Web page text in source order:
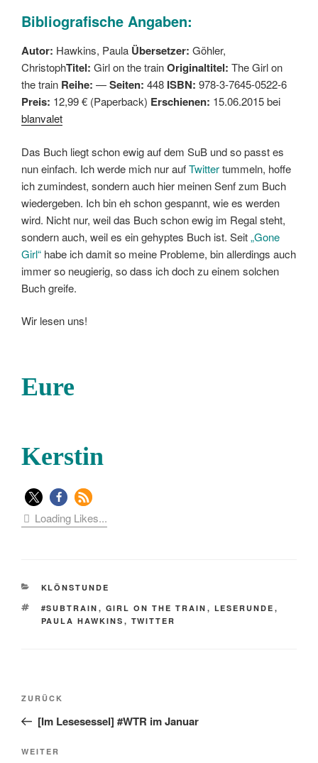
Bibliografische Angaben:
Autor: Hawkins, Paula Übersetzer: Göhler,
ChristophTitel: Girl on the trainOriginaltitel: The Girl on
the train Reihe: —Seiten: 448 ISBN: 978-3-7645-0522-6
Preis: 12,99 € (Paperback) Erschienen: 15.06.2015 bei
blanvalet
Das Buch liegt schon ewig auf dem SuB und so passt es
nun einfach. Ich werde mich nur aufTwittertummeln, hoffe
ich zumindest, sondern auch hier meinen Senf zum Buch
wiedergeben. Ich bin eh schon gespannt, wie es werden
wird. Nicht nur, weil das Buch schon ewig im Regal steht,
sondern auch, weil es ein gehyptes Buch ist. Seit„Gone
Girl“ habe ich damit so meine Probleme, bin allerdings auch
immer so neugierig, so dass ich doch zu einem solchen
Buch greife.
Wir lesen uns!
Eure
Kerstin
Loading Likes...
KATEGORIEN
KLÖNSTUNDE
SCHLAGWÖRTER
#SUBTRAIN , GIRL ON THE TRAIN , LESERUNDE ,
PAULA HAWKINS , TWITTER
Beitragsnavigation
Vorheriger
Beitrag
ZURÜCK
[Im Lesesessel] #WTR im Januar
Nächster
WEITER